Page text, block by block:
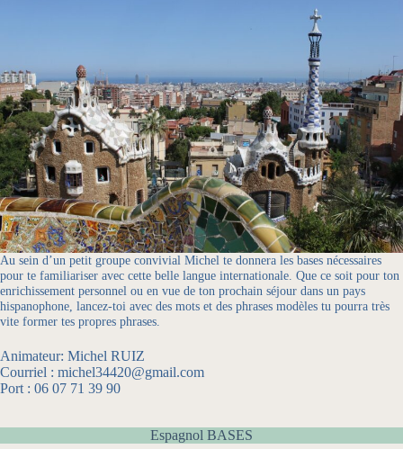
Au sein d’un petit groupe convivial Michel te donnera les bases nécessaires
pour te familiariser avec cette belle langue internationale. Que ce soit pour ton
enrichissement personnel ou en vue de ton prochain séjour dans un pays
hispanophone, lancez-toi avec des mots et des phrases modèles tu pourra très
vite former tes propres phrases.
Animateur: Michel RUIZ
Courriel : michel34420@gmail.com
Port : 06 07 71 39 90
Espagnol BASES